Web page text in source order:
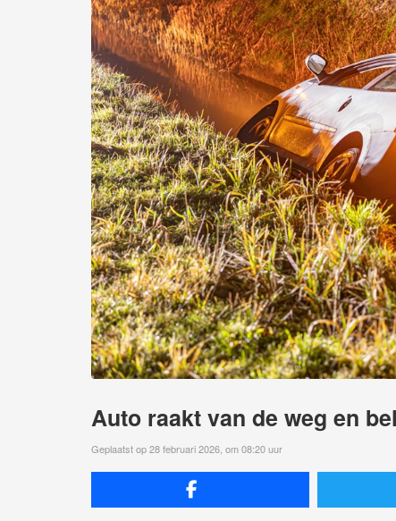
Auto raakt van de weg en
Geplaatst op 28 februari 2026, om 08:20 uur